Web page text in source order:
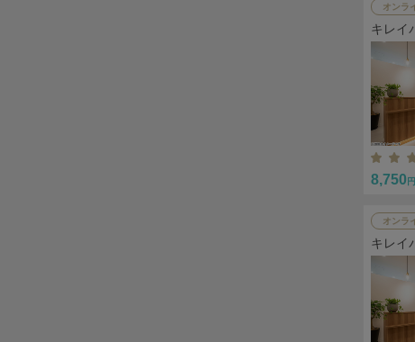
オンラ
キレイ
8,750 円
オンラ
キレイ